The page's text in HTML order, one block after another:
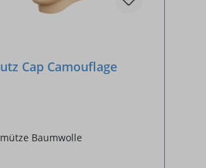
Cap Camouflage
Baumwolle